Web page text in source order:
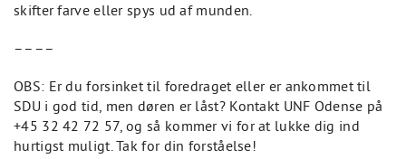
skifter farve eller spys ud af munden.
––––
OBS: Er du forsinket til foredraget eller er ankommet til
SDU i god tid, men døren er låst? Kontakt UNF Odense på
+45 32 42 72 57, og så kommer vi for at lukke dig ind
hurtigst muligt. Tak for din forståelse!